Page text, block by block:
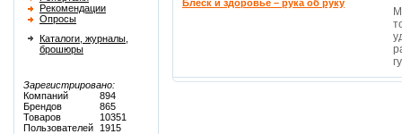
Рекомендации
Опросы
Каталоги, журналы,
брошюры
Зарегистрировано:
Компаний
894
Брендов
865
Товаров
10351
Пользователей
1915
Блеск и здоровье – рука об руку